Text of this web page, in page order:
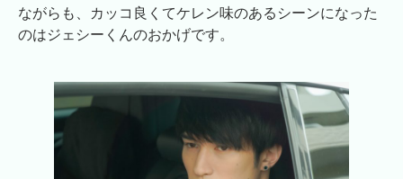
ながらも、カッコ良くてケレン味のあるシーンになった
のはジェシーくんのおかげです。